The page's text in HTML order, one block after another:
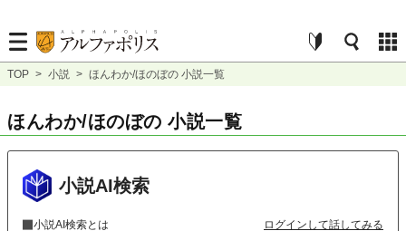
TOP > 小説 > ほんわか/ほのぼの 小説一覧
ほんわか/ほのぼの 小説一覧
小説AI検索
小説AI検索とは ログインして話してみる